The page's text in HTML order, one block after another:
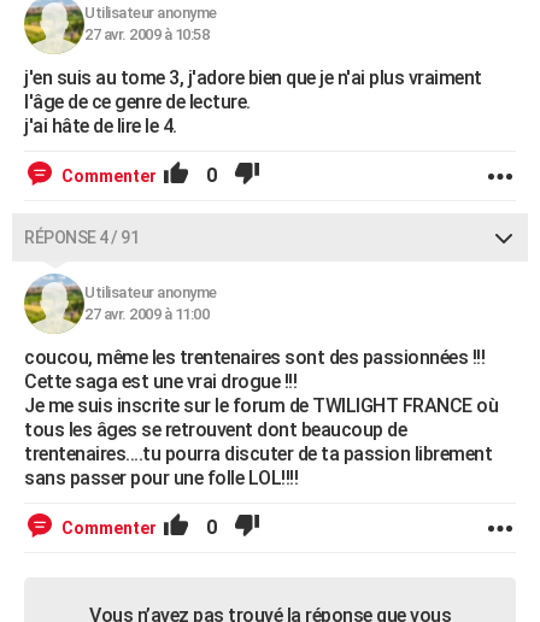
Utilisateur anonyme
27 avr. 2009 à 10:58
j'en suis au tome 3, j'adore bien que je n'ai plus vraiment
l'âge de ce genre de lecture.
j'ai hâte de lire le 4.
Commenter 0
RÉPONSE 4 / 91
Utilisateur anonyme
27 avr. 2009 à 11:00
coucou, même les trentenaires sont des passionnées !!!
Cette saga est une vrai drogue !!!
Je me suis inscrite sur le forum de TWILIGHT FRANCE où
tous les âges se retrouvent dont beaucoup de
trentenaires....tu pourra discuter de ta passion librement
sans passer pour une folle LOL!!!!
Commenter 0
Vous n’avez pas trouvé la réponse que vous